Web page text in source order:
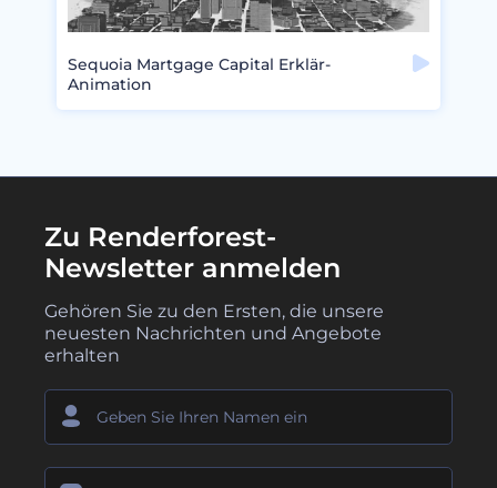
Sequoia Martgage Capital Erklär-
Animation
Zu Renderforest-
Newsletter anmelden
Gehören Sie zu den Ersten, die unsere
neuesten Nachrichten und Angebote
erhalten